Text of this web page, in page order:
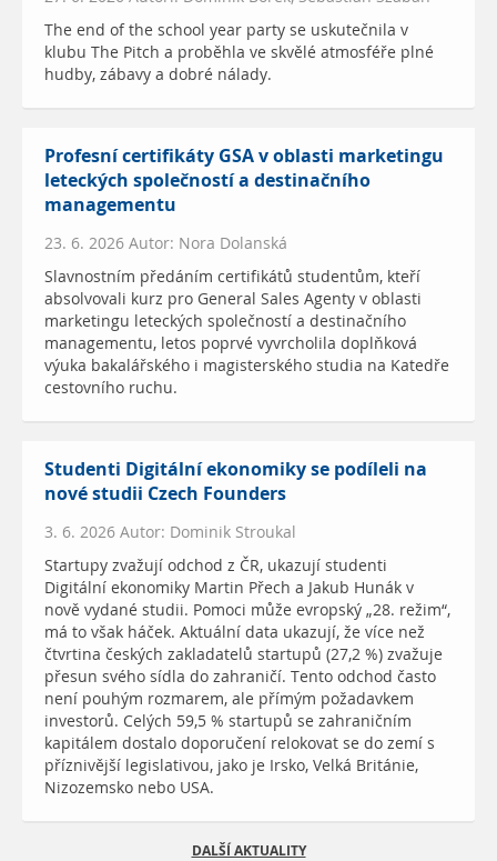
The end of the school year party se uskutečnila v
klubu The Pitch a proběhla ve skvělé atmosféře plné
hudby, zábavy a dobré nálady.
Profesní certifikáty GSA v oblasti marketingu
leteckých společností a destinačního
managementu
23. 6. 2026 Autor: Nora Dolanská
Slavnostním předáním certifikátů studentům, kteří
absolvovali kurz pro General Sales Agenty v oblasti
marketingu leteckých společností a destinačního
managementu, letos poprvé vyvrcholila doplňková
výuka bakalářského i magisterského studia na Katedře
cestovního ruchu.
Studenti Digitální ekonomiky se podíleli na
nové studii Czech Founders
3. 6. 2026 Autor: Dominik Stroukal
Startupy zvažují odchod z ČR, ukazují studenti
Digitální ekonomiky Martin Přech a Jakub Hunák v
nově vydané studii. Pomoci může evropský „28. režim“,
má to však háček. Aktuální data ukazují, že více než
čtvrtina českých zakladatelů startupů (27,2 %) zvažuje
přesun svého sídla do zahraničí. Tento odchod často
není pouhým rozmarem, ale přímým požadavkem
investorů. Celých 59,5 % startupů se zahraničním
kapitálem dostalo doporučení relokovat se do zemí s
příznivější legislativou, jako je Irsko, Velká Británie,
Nizozemsko nebo USA.
DALŠÍ AKTUALITY